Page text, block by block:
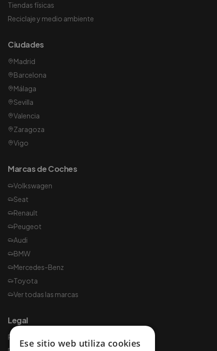
Tiendas físicas
Reciclaje y medio ambiente
Ciudades
Madrid
Barcelona
Málaga
Sevilla
Valencia
Zaragoza
Vigo
Marcas de Coches
Volkswagen
Seat
Renault
Peugeot
Audi
BMW
Mercedes-Benz
Toyota
Ver todas las marcas
Legal
Política de privacidad
Ese sitio web utiliza cookies